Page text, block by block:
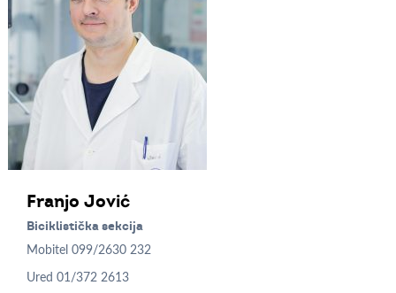
FranjoJović
Biciklistička sekcija
Mobitel099/2630 232
Ured01/372 2613